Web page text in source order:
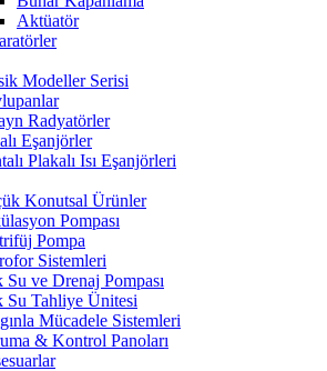
Aktüatör
Modeller Serisi
Radyatörler
Eşanjörler
Plakalı Isı Eşanjörleri
Konutsal Ürünler
Pompası
Pompa
Sistemleri
Su ve Drenaj Pompası
Su Tahliye Ünitesi
Mücadele Sistemleri
& Kontrol Panoları